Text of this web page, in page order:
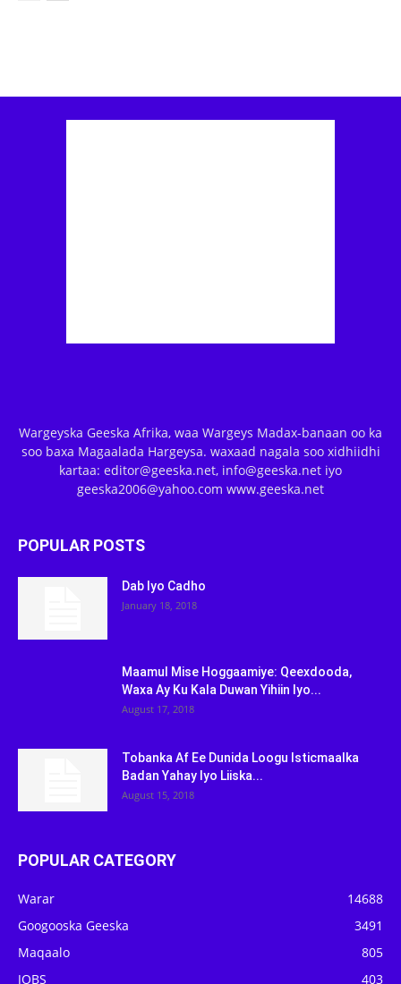
Wargeyska Geeska Afrika, waa Wargeys Madax-banaan oo ka
soo baxa Magaalada Hargeysa. waxaad nagala soo xidhiidhi
kartaa: editor@geeska.net, info@geeska.net iyo
geeska2006@yahoo.com www.geeska.net
POPULAR POSTS
Dab Iyo Cadho
January 18, 2018
Maamul Mise Hoggaamiye: Qeexdooda,
Waxa Ay Ku Kala Duwan Yihiin Iyo...
August 17, 2018
Tobanka Af Ee Dunida Loogu Isticmaalka
Badan Yahay Iyo Liiska...
August 15, 2018
POPULAR CATEGORY
Warar
14688
Googooska Geeska
3491
Maqaalo
805
JOBS
403